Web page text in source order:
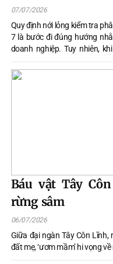
07/07/2026
Quy định nới lỏng kiểm tra
7 là bước đi đúng hướng
doanh nghiệp. Tuy nhiên,
công tác hậu kiểm càng
kém chất lượng tràn vào thị
Báu vật Tây
rừng sâm
06/07/2026
Giữa đại ngàn Tây Côn
đất mẹ, ‘ươm mầm’ hi vọng